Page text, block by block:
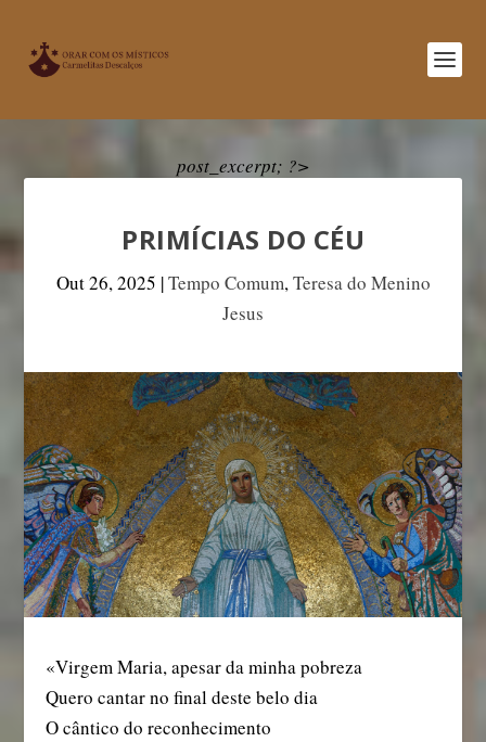
post_excerpt; ?>
PRIMÍCIAS DO CÉU
Out 26, 2025 |Tempo Comum,Teresa do Menino
Jesus
«Virgem Maria, apesar da minha pobreza
Quero cantar no final deste belo dia
O cântico do reconhecimento